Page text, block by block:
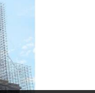
04:14 pm